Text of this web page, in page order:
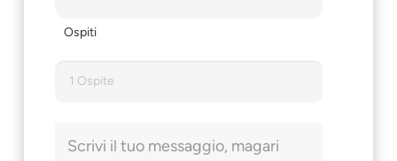
Ospiti
1 Ospite